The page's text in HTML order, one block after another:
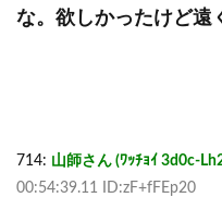
な。欲しかったけど遠
714: 山師さん (ﾜｯﾁｮｲ 3d0c-
00:54:39.11 ID:zF+fFEp20